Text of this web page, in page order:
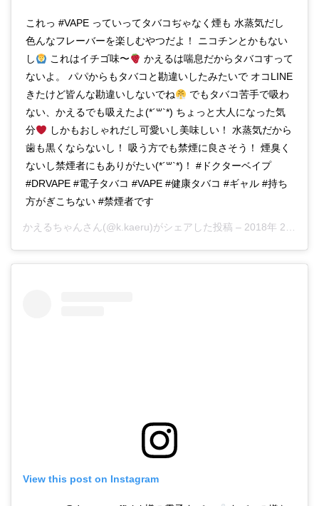
これっ #VAPE っていってタバコぢゃなく煙も 水蒸気だし
色んなフレーバーを楽しむやつだよ！ ニコチンとかもない
し
これはイチゴ味〜
かえるは喘息だからタバコすって
ないよ。 パパからもタバコと勘違いしたみたいで オコLINE
きたけど皆んな勘違いしないでね
でもタバコ苦手で吸わ
ない、かえるでも吸えたよ(*´꒳`*) ちょっと大人になった気
分
しかもおしゃれだし可愛いし美味しい！ 水蒸気だから
歯も黒くならないし！ 吸う方でも禁煙に良さそう！ 煙臭く
ないし禁煙者にもありがたい(*´꒳`*)！ #ドクターベイプ
#DRVAPE #電子タバコ #VAPE #健康タバコ #ギャル #持ち
方がぎこちない #禁煙者です
かえるちゃんさん(@k.kaeru)がシェアした投稿 – 2018年 2月月28日午後9時06分PST
View this post on Instagram